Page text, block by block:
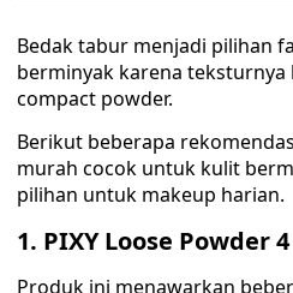
Bedak tabur menjadi pilihan
berminyak karena
compact powder.
Berikut beberapa
murah cocok untuk kulit
pilihan untuk makeup harian.
1. PIXY Loose Powder
Produk ini menawarkan